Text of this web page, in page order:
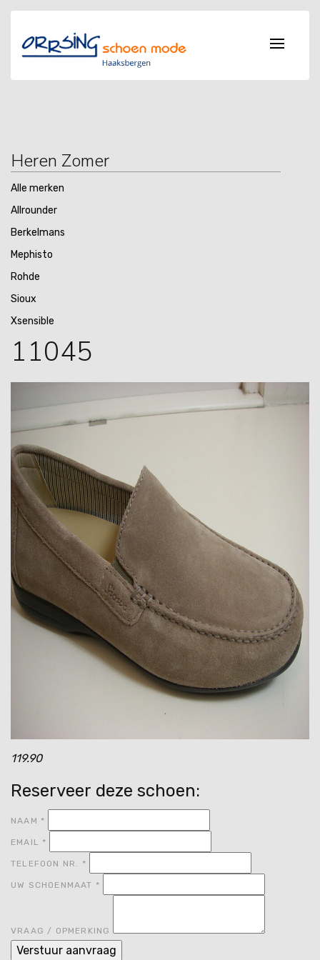
Heren Zomer
Alle merken
Allrounder
Berkelmans
Mephisto
Rohde
Sioux
Xsensible
11045
119.90
Reserveer deze schoen:
NAAM *
EMAIL *
TELEFOON NR. *
UW SCHOENMAAT *
VRAAG / OPMERKING